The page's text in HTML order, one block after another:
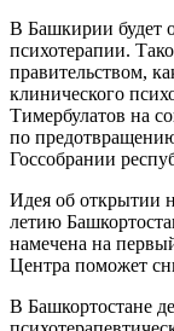
В Башкирии будет
психотерапии.
правительством,
клинического
Тимербулатов на
по
Госсобрании
Идея об открытии
летию
намечена на
Центра поможет
В Башкортостане